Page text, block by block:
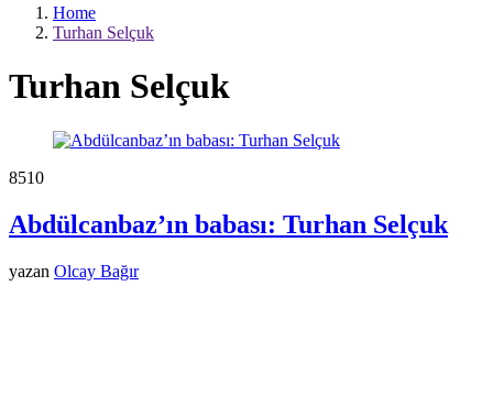
Home
Turhan Selçuk
Turhan Selçuk
8510
Abdülcanbaz’ın babası: Turhan Selçuk
yazan Olcay Bağır